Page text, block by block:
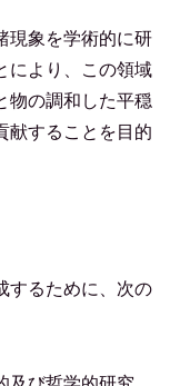
象を学術的に研
により、この領域
物の調和した平穏
献することを目的
るために、次の